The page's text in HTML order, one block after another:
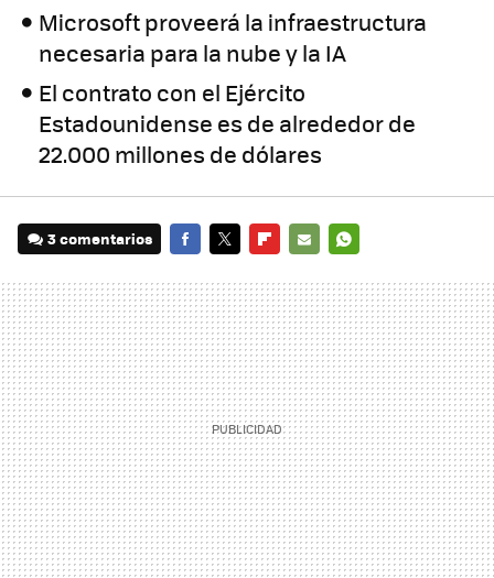
Microsoft proveerá la infraestructura
necesaria para la nube y la IA
El contrato con el Ejército
Estadounidense es de alrededor de
22.000 millones de dólares
3 comentarios
MAIL